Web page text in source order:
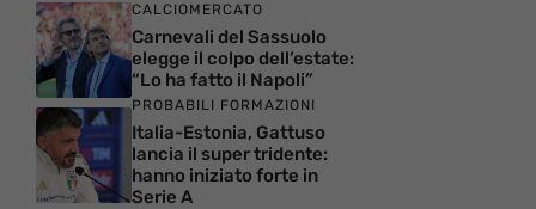
CALCIOMERCATO
Carnevali del Sassuolo
elegge il colpo dell’estate:
“Lo ha fatto il Napoli”
PROBABILI FORMAZIONI
Italia-Estonia, Gattuso
lancia il super tridente:
hanno iniziato forte in
Serie A